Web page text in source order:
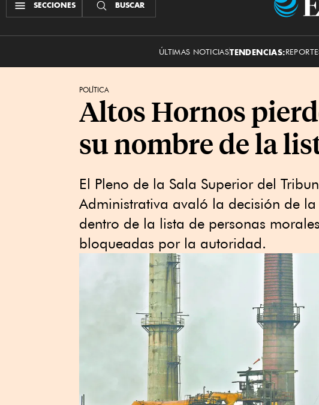
SECCIONES BUSCAR
ÚLTIMAS NOTICIASTENDENCIAS:
POLÍTICA
Altos Hornos
su nombre de la
El Pleno de la Sala Superior del
Administrativa avaló la decisión de
dentro de la lista de personas
bloqueadas por la autoridad.